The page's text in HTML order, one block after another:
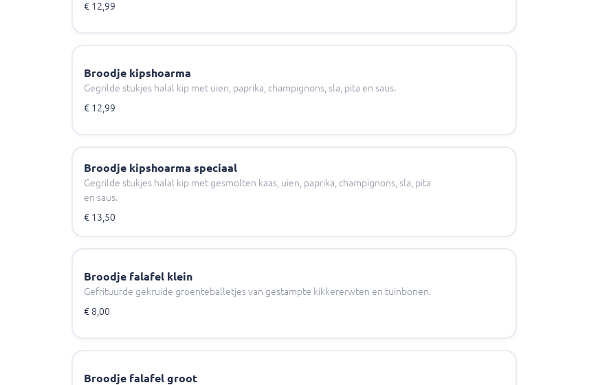
€ 12,99
Broodje kipshoarma
Gegrilde stukjes halal kip met uien, paprika, champignons, sla, pita en saus.
€ 12,99
Broodje kipshoarma speciaal
Gegrilde stukjes halal kip met gesmolten kaas, uien, paprika, champignons, sla, pita
en saus.
€ 13,50
Broodje falafel klein
Gefrituurde gekruide groenteballetjes van gestampte kikkererwten en tuinbonen.
€ 8,00
Broodje falafel groot